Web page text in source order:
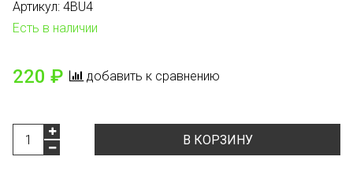
Артикул: 4BU4
Есть в наличии
220 ₽ добавить к сравнению
В КОРЗИНУ